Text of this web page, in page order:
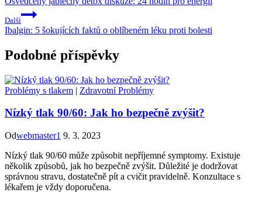
Další
Ibalgin: 5 šokujících faktů o oblíbeném léku proti bolesti
Podobné příspěvky
Problémy s tlakem | Zdravotní Problémy
Nízký tlak 90/60: Jak ho bezpečně zvýšit?
Odwebmaster1 9. 3. 2023
Nízký tlak 90/60 může způsobit nepříjemné symptomy. Existuje
několik způsobů, jak ho bezpečně zvýšit. Důležité je dodržovat
správnou stravu, dostatečně pít a cvičit pravidelně. Konzultace s
lékařem je vždy doporučena.